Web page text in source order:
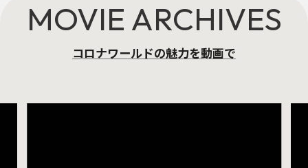
MOVIE ARCHIVES
コロナワールドの魅力を動画で